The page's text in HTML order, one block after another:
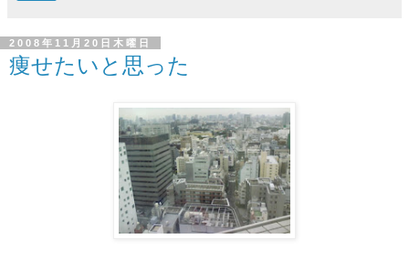
2008年11月20日木曜日
痩せたいと思った